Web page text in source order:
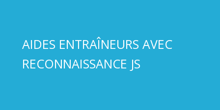
AIDES ENTRAÎNEURS AVEC
RECONNAISSANCE JS